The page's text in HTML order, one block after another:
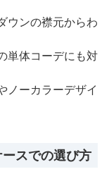
ウンの襟元からわ
単体コーデにも対
ノーカラーデザイ
スでの選び方